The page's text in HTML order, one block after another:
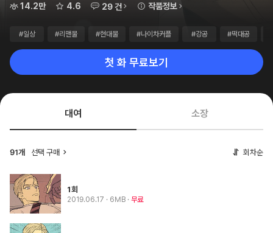
14.2만
4.6 29 건 작품정보
#일상 #리맨물 #현대물 #나이차커플 #강공 #떡대공
첫 화 무료보기
대여 소장
91개 선택 구매 회차순
1회
2019.06.17 · 6MB 무료